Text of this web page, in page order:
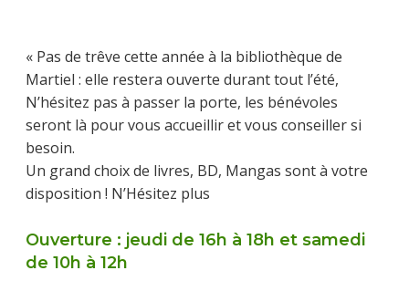
« Pas de trêve cette année à la bibliothèque de
Martiel : elle restera ouverte durant tout l’été,
N’hésitez pas à passer la porte, les bénévoles
seront là pour vous accueillir et vous conseiller si
besoin.
Un grand choix de livres, BD, Mangas sont à votre
disposition ! N’Hésitez plus
Ouverture : jeudi de 16h à 18h et samedi
de 10h à 12h